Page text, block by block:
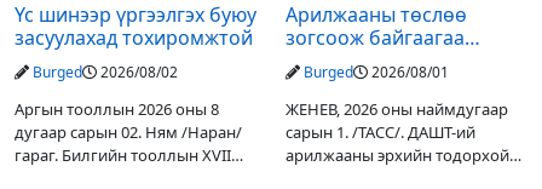
Үс шинээр үргээлгэх буюу
засуулахад тохиромжтой
Burged 2026/08/02
Аргын тооллын 2026 оны 8
дугаар сарын 02. Ням /Наран/
гараг. Билгийн тооллын XVII
Арилжааны төслөө
зогсоож байгаагаа
Ж.Инфантино мэдэгдэв
Burged 2026/08/01
ЖЕНЕВ, 2026 оны наймдугаар
сарын 1. /ТАСС/. ДАШТ-ий
арилжааны эрхийн тодорхой